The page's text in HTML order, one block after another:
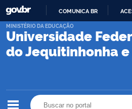
PARA
COMUNICA BR
Universidade
do Jequitinhonha
MINISTÉRIO DA EDUCAÇÃO